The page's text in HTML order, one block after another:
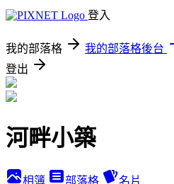
登入
我的部落格 我的部落格後台
登出
河畔小築
相簿 部落格 名片